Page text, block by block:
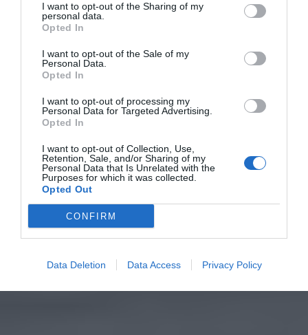
I want to opt-out of the Sharing of my
personal data.
Opted In
I want to opt-out of the Sale of my
Personal Data.
Opted In
I want to opt-out of processing my
Personal Data for Targeted Advertising.
Opted In
I want to opt-out of Collection, Use,
Retention, Sale, and/or Sharing of my
Personal Data that Is Unrelated with the
Purposes for which it was collected.
Opted Out
CONFIRM
Data Deletion Data Access Privacy Policy